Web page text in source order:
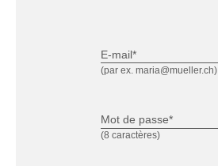
(par ex. maria@mueller.ch)
E-mail*
(8 caractères)
Mot de passe*